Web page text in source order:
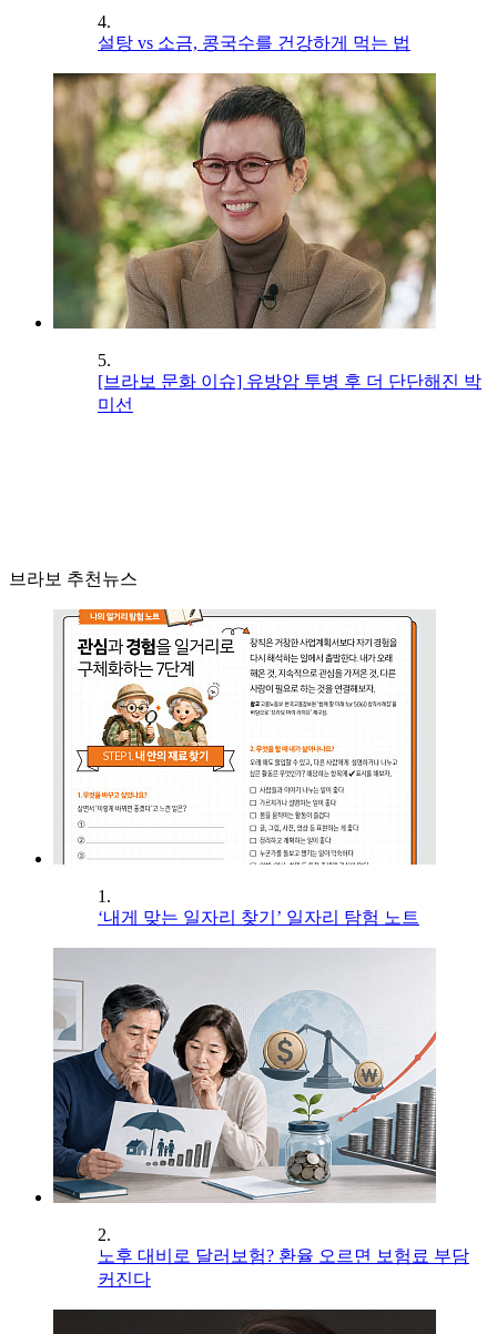
4.
설탕 vs 소금, 콩국수를 건강하게 먹는 법
5.
[브라보 문화 이슈] 유방암 투병 후 더 단단해진 박
미선
브라보 추천뉴스
1.
‘내게 맞는 일자리 찾기’ 일자리 탐험 노트
2.
노후 대비로 달러보험? 환율 오르면 보험료 부담
커진다